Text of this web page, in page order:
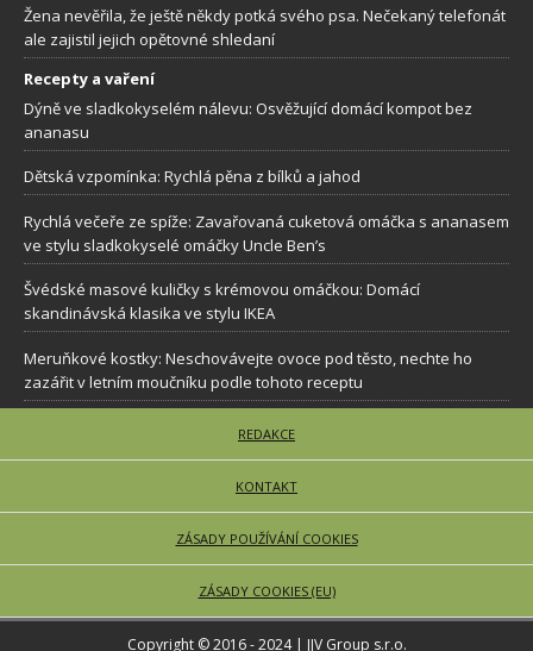
Žena nevěřila, že ještě někdy potká svého psa. Nečekaný telefonát
ale zajistil jejich opětovné shledaní
Recepty a vaření
Dýně ve sladkokyselém nálevu: Osvěžující domácí kompot bez
ananasu
Dětská vzpomínka: Rychlá pěna z bílků a jahod
Rychlá večeře ze spíže: Zavařovaná cuketová omáčka s ananasem
ve stylu sladkokyselé omáčky Uncle Ben’s
Švédské masové kuličky s krémovou omáčkou: Domácí
skandinávská klasika ve stylu IKEA
Meruňkové kostky: Neschovávejte ovoce pod těsto, nechte ho
zazářit v letním moučníku podle tohoto receptu
REDAKCE
KONTAKT
ZÁSADY POUŽÍVÁNÍ COOKIES
ZÁSADY COOKIES (EU)
Copyright © 2016 - 2024 | JJV Group s.r.o.